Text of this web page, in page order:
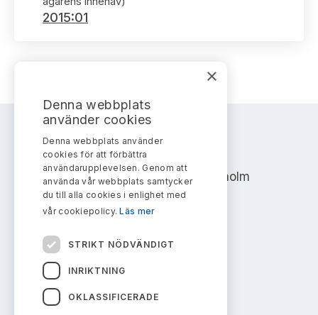
Ledamöter
Publikationer och anföranden
Sök uttalanden
Kontakt administrativa ärenden
2015:01
AKTIEMARKNADSNÄMNDEN
Address: Box 7354, 103 90 Stockholm
info@aktiemarknadsnamnden.se
Om innehållet
Om webbplatsen
×
Denna webbplats
använder cookies
Denna webbplats använder
cookies för att förbättra
användarupplevelsen. Genom att
använda vår webbplats samtycker
du till alla cookies i enlighet med
vår cookiepolicy.Läs mer
STRIKT NÖDVÄNDIGT
INRIKTNING
OKLASSIFICERADE